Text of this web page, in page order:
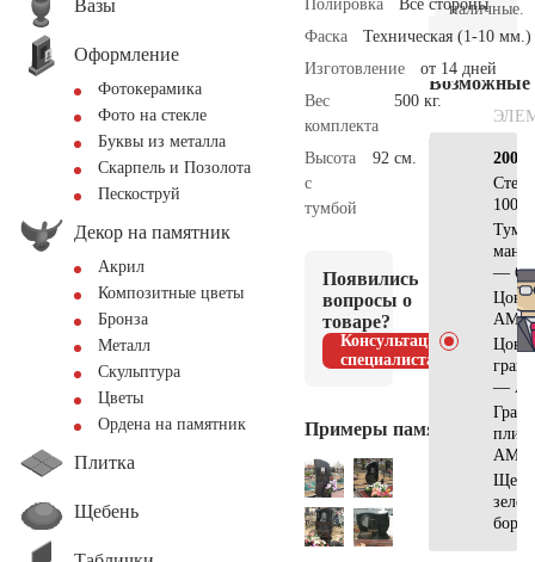
Вазы
Оформление
Фотокерамика
Фото на стекле
Буквы из металла
Скарпель и Позолота
Пескоструй
Декор на памятник
Акрил
Композитные цветы
Бронза
Металл
Скульптура
Цветы
Ордена на памятник
Плитка
Щебень
Полировка
Все стороны
Фаска
Техническая (1-10 мм.)
Изготовление
от 14 дней
Вес
комплекта
500 кг.
Высота
с
тумбой
92 см.
Появились
вопросы о
товаре?
Консультация
специалиста
Примеры памятников
наличные.
Возможные
—
—